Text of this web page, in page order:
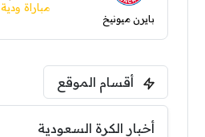
بايرن ميونيخ
مباراة ودية
أقسام الموقع
أخبار الكرة السعودية